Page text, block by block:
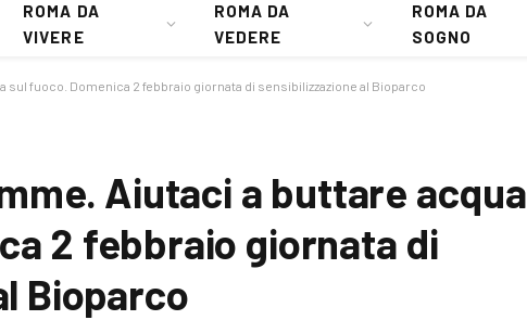
ROMA DA
VIVERE
ROMA DA
VEDERE
ROMA DA
SOGNO
sul fuoco. Domenica 2 febbraio giornata di sensibilizzazione al Bioparco
Aiutaci a buttare acqua
2 febbraio giornata di
Bioparco